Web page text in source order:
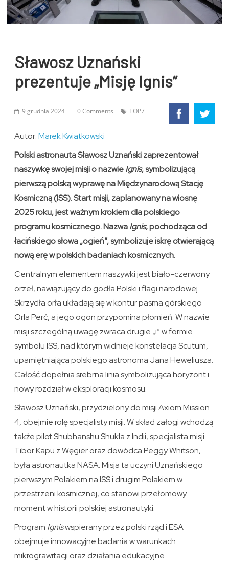
Sławosz Uznański
prezentuje „Misję Ignis”
9 grudnia 2024 0 Comments TOP7
Autor:Marek Kwiatkowski
Polski astronauta Sławosz Uznański zaprezentował
naszywkę swojej misji o nazwieIgnis, symbolizującą
pierwszą polską wyprawę na Międzynarodową Stację
Kosmiczną (ISS). Start misji, zaplanowany na wiosnę
2025 roku, jest ważnym krokiem dla polskiego
programu kosmicznego. NazwaIgnis, pochodząca od
łacińskiego słowa „ogień”, symbolizuje iskrę otwierającą
nową erę w polskich badaniach kosmicznych.
Centralnym elementem naszywki jest biało-czerwony
orzeł, nawiązujący do godła Polski i flagi narodowej.
Skrzydła orła układają się w kontur pasma górskiego
Orla Perć, a jego ogon przypomina płomień. W nazwie
misji szczególną uwagę zwraca drugie „i” w formie
symbolu ISS, nad którym widnieje konstelacja Scutum,
upamiętniająca polskiego astronoma Jana Heweliusza.
Całość dopełnia srebrna linia symbolizująca horyzont i
nowy rozdział w eksploracji kosmosu.
Sławosz Uznański, przydzielony do misji Axiom Mission
4, obejmie rolę specjalisty misji. W skład załogi wchodzą
także pilot Shubhanshu Shukla z Indii, specjalista misji
Tibor Kapu z Węgier oraz dowódca Peggy Whitson,
była astronautka NASA. Misja ta uczyni Uznańskiego
pierwszym Polakiem na ISS i drugim Polakiem w
przestrzeni kosmicznej, co stanowi przełomowy
moment w historii polskiej astronautyki.
Program Igniswspierany przez polski rząd i ESA
obejmuje innowacyjne badania w warunkach
mikrograwitacji oraz działania edukacyjne.